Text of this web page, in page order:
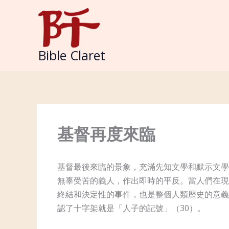
Bible Claret
基督再度來臨
基督最後來臨的景象，充滿先知文學和默示文
無辜受苦的義人，作出即時的平反。當人們在
終結和決定性的事件，也是整個人類歷史的意
認了十字架就是「人子的記號」（30）。